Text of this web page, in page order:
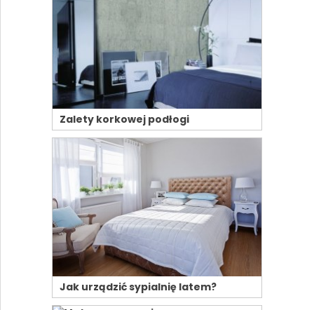
Zalety korkowej podłogi
Jak urządzić sypialnię latem?